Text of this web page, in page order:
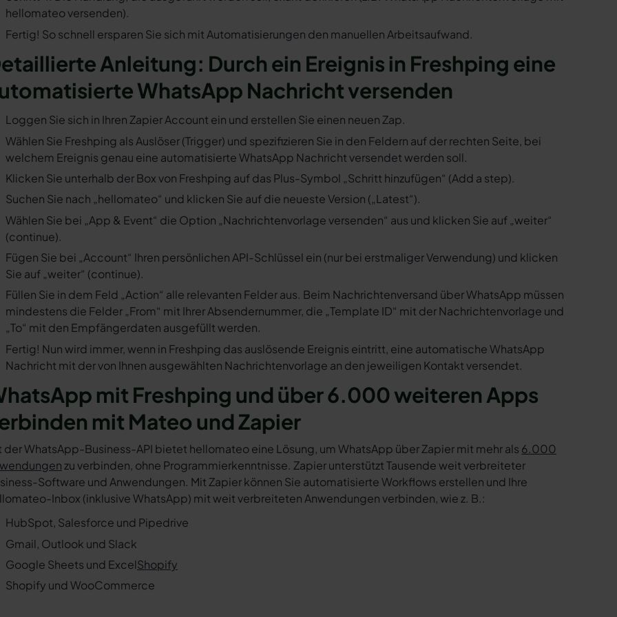
hellomateo versenden).
Fertig! So schnell ersparen Sie sich mit Automatisierungen den manuellen Arbeitsaufwand.
Anleitung: Durch ein Ereignis in Freshping eine
WhatsApp Nachricht versenden
Loggen Sie sich in Ihren Zapier Account ein und erstellen Sie einen neuen Zap.
Wählen Sie Freshping als Auslöser (Trigger) und spezifizieren Sie in den Feldern auf der rechten Seite, bei
welchem Ereignis genau eine automatisierte WhatsApp Nachricht versendet werden soll.
Klicken Sie unterhalb der Box von Freshping auf das Plus-Symbol „Schritt hinzufügen“ (Add a step).
Suchen Sie nach „hellomateo“ und klicken Sie auf die neueste Version („Latest“).
Wählen Sie bei „App & Event“ die Option „Nachrichtenvorlage versenden“ aus und klicken Sie auf „weiter“
(continue).
Fügen Sie bei „Account“ Ihren persönlichen API-Schlüssel ein (nur bei erstmaliger Verwendung) und klicken
Sie auf „weiter“ (continue).
Füllen Sie in dem Feld „Action“ alle relevanten Felder aus. Beim Nachrichtenversand über WhatsApp müssen
mindestens die Felder „From“ mit Ihrer Absendernummer, die „Template ID“ mit der Nachrichtenvorlage und
„To“ mit den Empfängerdaten ausgefüllt werden.
Fertig! Nun wird immer, wenn in Freshping das auslösende Ereignis eintritt, eine automatische WhatsApp
Nachricht mit der von Ihnen ausgewählten Nachrichtenvorlage an den jeweiligen Kontakt versendet.
mit Freshping und über 6.000 weiteren Apps
mit Mateo und Zapier
der WhatsApp-Business-API bietet hellomateo eine Lösung, um WhatsApp über Zapier mit mehr als 6.000
zu verbinden, ohne Programmierkenntnisse. Zapier unterstützt Tausende weit verbreiteter
Software und Anwendungen. Mit Zapier können Sie automatisierte Workflows erstellen und Ihre
Inbox (inklusive WhatsApp) mit weit verbreiteten Anwendungen verbinden, wie z. B.:
HubSpot, Salesforce und Pipedrive
Gmail, Outlook und Slack
Google Sheets und ExcelShopify
Shopify und WooCommerce